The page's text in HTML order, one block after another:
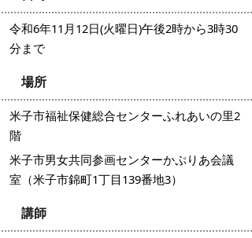
令和6年11月12日(火曜日)午後2時から3時30
分まで
場所
米子市福祉保健総合センターふれあいの里2
階
米子市男女共同参画センターかぷりあ会議
室（米子市錦町1丁目139番地3）
講師